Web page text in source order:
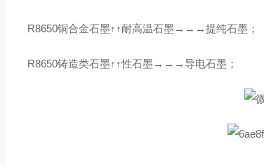
R8650铜合金石墨↑↑耐高温石墨→→→提纯石墨；
R8650铸造类石墨↑↑性石墨→→→导电石墨；